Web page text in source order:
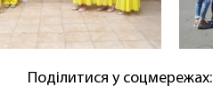
Поділитися у соцмережах: